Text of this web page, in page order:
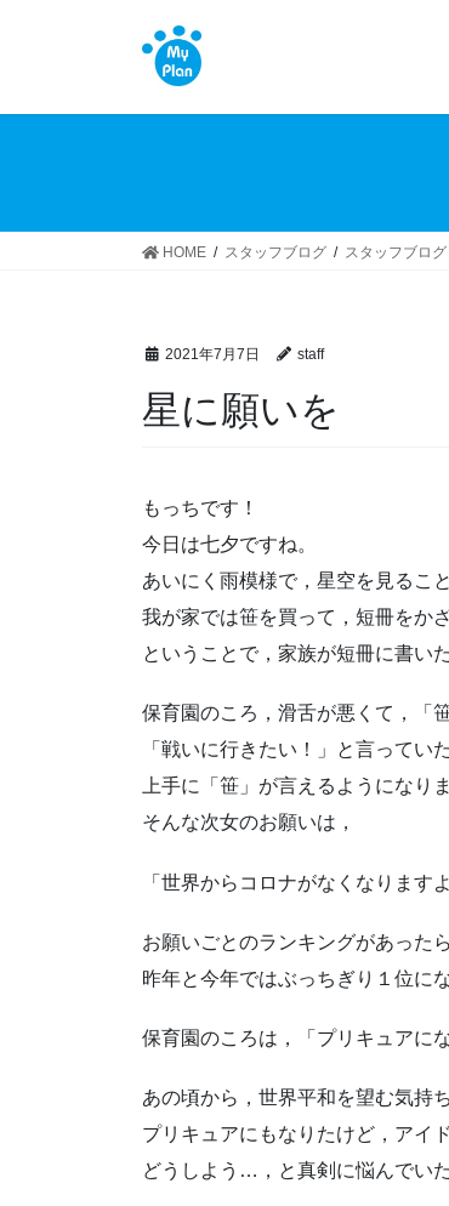
HOME スタッフブログ スタッフブログ
2021年7月7日 staff
星に願いを
もっちです！
今日は七夕ですね。
あいにく雨模様で，星空を見るこ
我が家では笹を買って，短冊をか
ということで，家族が短冊に書い
保育園のころ，滑舌が悪くて，「
「戦いに行きたい！」と言ってい
上手に「笹」が言えるようになり
そんな次女のお願いは，
「世界からコロナがなくなります
お願いごとのランキングがあったら
昨年と今年ではぶっちぎり１位に
保育園のころは，「プリキュアに
あの頃から，世界平和を望む気持
プリキュアにもなりたけど，アイ
どうしよう…，と真剣に悩んでい